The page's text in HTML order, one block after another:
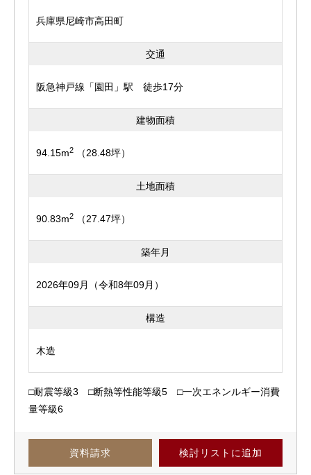
兵庫県尼崎市高田町
交通
阪急神戸線「園田」駅 徒歩17分
建物面積
94.15m2 （28.48坪）
土地面積
90.83m2 （27.47坪）
築年月
2026年09月（令和8年09月）
構造
木造
資料請求 検討リスト に追加
□耐震等級3 □断熱等性能等級5 □一次エネンルギー消費
量等級6